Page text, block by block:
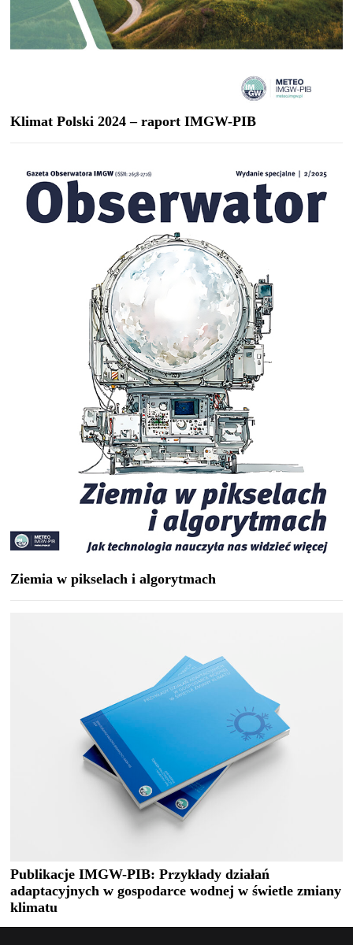
Klimat Polski 2024 – raport IMGW-PIB
Ziemia w pikselach i algorytmach
Publikacje IMGW-PIB: Przykłady działań
adaptacyjnych w gospodarce wodnej w świetle zmiany
klimatu